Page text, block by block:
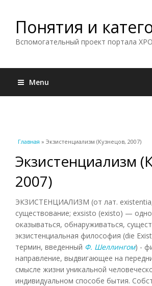
Понятия и
Вспомогательный проект портала
Menu
Вы здесь
Главная » Экзистенциализм (Кузнецов, 2007)
Экзистенциализм
2007)
ЭКЗИСТЕНЦИАЛИЗМ (от лат.
существование; exsisto (existo) — одно
оказываться, обнаруживаться,
экзистенциальная философия (die
термин, введенный Ф. Шеллингом) -
направление, выдвигающее на
смысле жизни уникальной
индивидуальном способе бытия.